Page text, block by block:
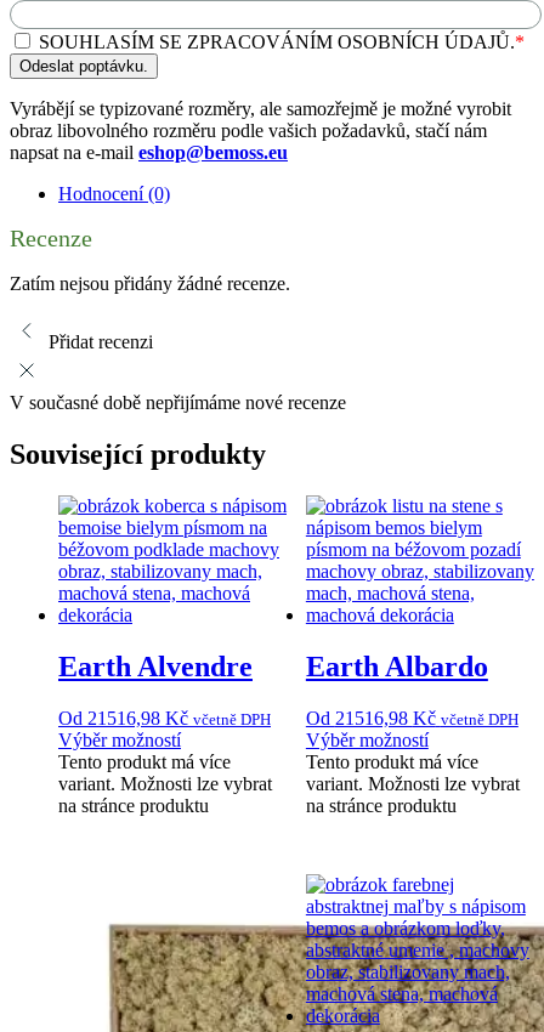
SOUHLASÍM SE ZPRACOVÁNÍM OSOBNÍCH ÚDAJŮ.*
Odeslat poptávku.
Vyrábějí se typizované rozměry, ale samozřejmě je možné vyrobit
obraz libovolného rozměru podle vašich požadavků, stačí nám
napsat na e-mail eshop@bemoss.eu
Hodnocení (0)
Recenze
Zatím nejsou přidány žádné recenze.
Přidat recenzi
V současné době nepřijímáme nové recenze
Související produkty
Earth Alvendre
Od 21516,98 Kč včetně DPH
Výběr možností
Tento produkt má více
variant. Možnosti lze vybrat
na stránce produktu
Earth Albardo
Od 21516,98 Kč včetně DPH
Výběr možností
Tento produkt má více
variant. Možnosti lze vybrat
na stránce produktu